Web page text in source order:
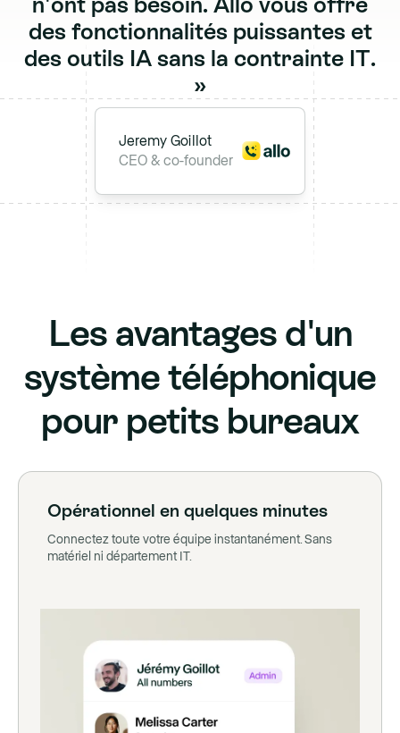
des fonctionnalités puissantes et
des outils IA sans la contrainte IT.
»
Jeremy Goillot
CEO & co-founder
Les avantages d'un
système téléphonique
pour petits bureaux
Opérationnel en quelques minutes
Connectez toute votre équipe instantanément. Sans
matériel ni département IT.